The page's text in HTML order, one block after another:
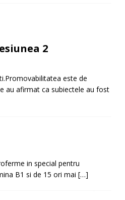
2
este de
au afirmat ca subiectele au fost
in special pentru
B1 si de 15 ori mai […]